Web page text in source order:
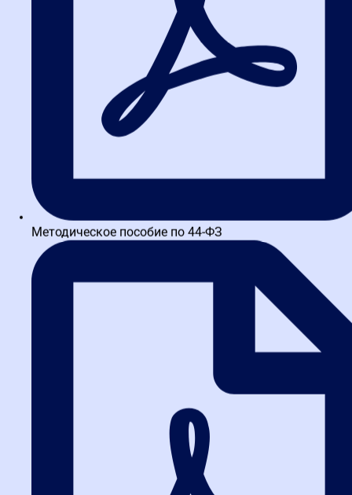
2. Сколько времени занимает
обучение 44-ФЗ?
Все зависит от программы. Базовые курсы длятся от 2 недель до
месяца, углубленные — до 3 месяцев. Есть также интенсивные
практикумы на 1-5 дней.
после обучения?
После успешного прохождения курса вы получаете
удостоверение о повышении квалификации или диплом о
профессиональной переподготовке установленного образца.
4. Можно ли пройти обучение
Да, большинство программ в Высшей школе закупок доступны
онлайн. Вы можете учиться из Калужская школа закупок или
5. Как обучение 44-ФЗ влияет на
Напрямую. Специалисты с глубокими знаниями и
сертификатами получают на 30-50% больше, чем их коллеги без
образования. Кроме того, открываются возможности для
Методическое пособие по 44-ФЗ